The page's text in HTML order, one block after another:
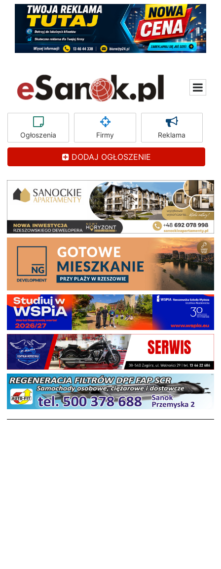
Ogłoszenia Firmy Reklama
DODAJ OGŁOSZENIE